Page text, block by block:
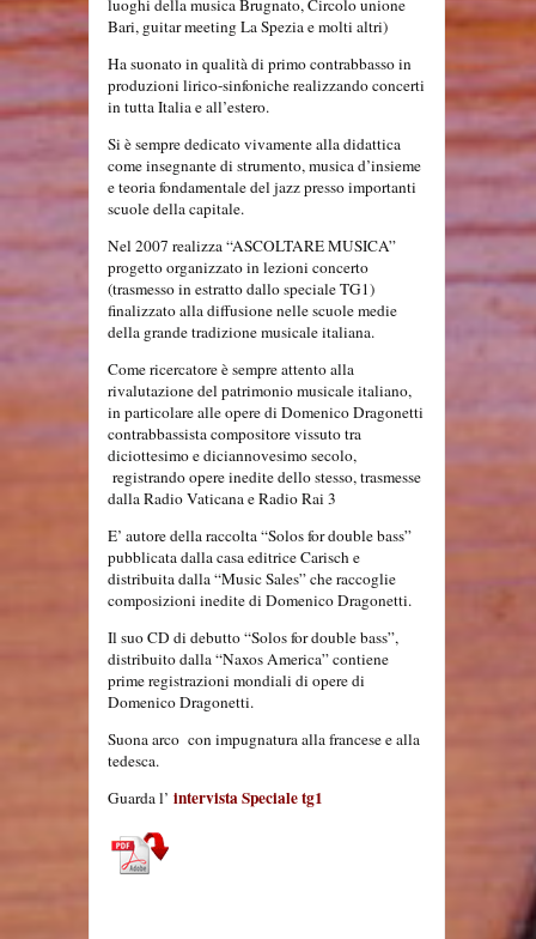
luoghi della musica Brugnato, Circolo unione
Bari, guitar meeting La Spezia e molti altri)
Ha suonato in qualità di primo contrabbasso in
produzioni lirico-sinfoniche realizzando concerti
in tutta Italia e all’estero.
Si è sempre dedicato vivamente alla didattica
come insegnante di strumento, musica d’insieme
e teoria fondamentale del jazz presso importanti
scuole della capitale.
Nel 2007 realizza “ASCOLTARE MUSICA”
progetto organizzato in lezioni concerto
(trasmesso in estratto dallo speciale TG1)
finalizzato alla diffusione nelle scuole medie
della grande tradizione musicale italiana.
Come ricercatore è sempre attento alla
rivalutazione del patrimonio musicale italiano,
in particolare alle opere di Domenico Dragonetti
contrabbassista compositore vissuto tra
diciottesimo e diciannovesimo secolo,
registrando opere inedite dello stesso, trasmesse
dalla Radio Vaticana e Radio Rai 3
E’ autore della raccolta “Solos for double bass”
pubblicata dalla casa editrice Carisch e
distribuita dalla “Music Sales” che raccoglie
composizioni inedite di Domenico Dragonetti.
Il suo CD di debutto “Solos for double bass”,
distribuito dalla “Naxos America” contiene
prime registrazioni mondiali di opere di
Domenico Dragonetti.
Suona arco con impugnatura alla francese e alla
tedesca.
Guarda l’ intervista Speciale tg1